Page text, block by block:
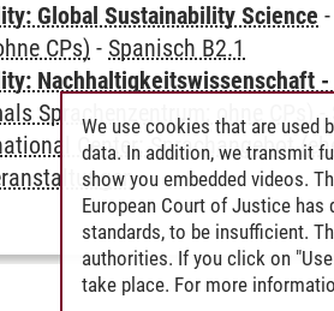
Global Sustainability Science -
CPs) - Spanisch B2.1
Nachhaltigkeitswissenschaft
Sprachenzentrum; ohne CPs) -
Center: Sprachangebot
We use cookies that are used
data. In addition, we transmit
show you embedded videos.
European Court of Justice has
standards, to be insufficient.
authorities. If you click on
take place. For more